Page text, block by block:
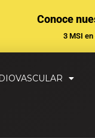
Conoce
3 MSI